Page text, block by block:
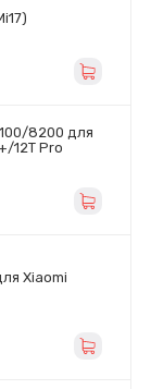
8200 для
12T Pro
Xiaomi